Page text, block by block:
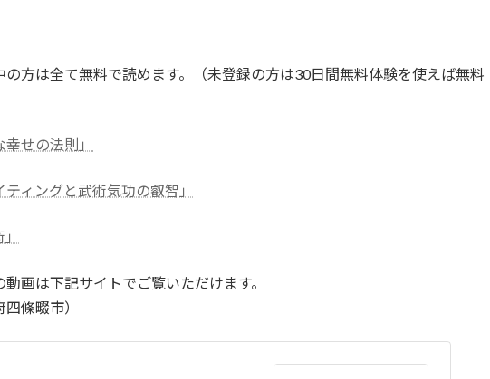
方は全て無料で読めます。（未登録の方は30日間無料体験を使えば無料
せの法則」
ィングと武術気功の叡智」
画は下記サイトでご覧いただけます。
條畷市）